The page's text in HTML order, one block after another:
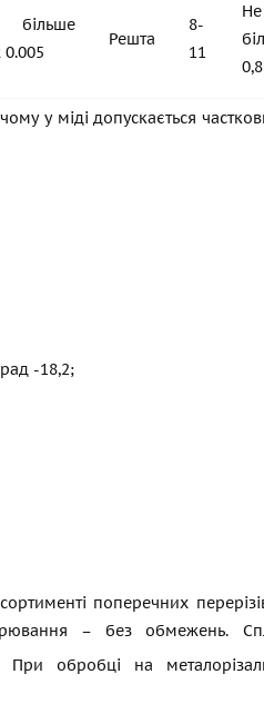
більше
0.005
Решта
8-
11
Не
0,8
у міді допускається
-18,2;
поперечних
– без обмежень.
обробці на